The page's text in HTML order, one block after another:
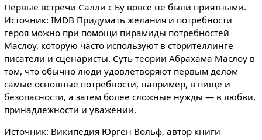
Первые встречи Салли с Бу вовсе не были приятными.
Источник: IMDB Придумать желания и потребности
героя можно при помощи пирамиды потребностей
Маслоу, которую часто используют в сторителлинге
писатели и сценаристы. Суть теории Абрахама Маслоу в
том, что обычно люди удовлетворяют первым делом
самые основные потребности, например, в пище и
безопасности, а затем более сложные нужды — в любви,
принадлежности и уважении.
Источник: Википедия Юрген Вольф, автор книги